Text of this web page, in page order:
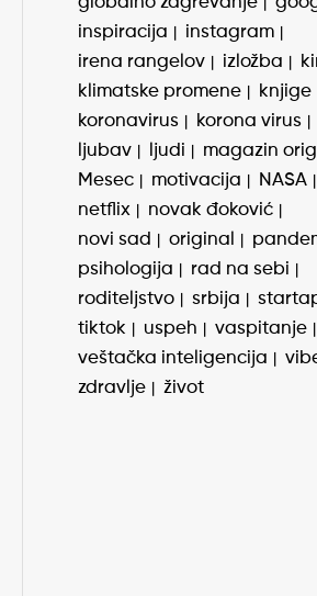
inspiracija
instagram
irena rangelov
izložba
klimatske promene
knjige
koronavirus
korona virus
ljubav
ljudi
magazin
Mesec
motivacija
NASA
netflix
novak đoković
novi sad
original
psihologija
rad na sebi
roditeljstvo
srbija
tiktok
uspeh
vaspitanje
veštačka inteligencija
zdravlje
život